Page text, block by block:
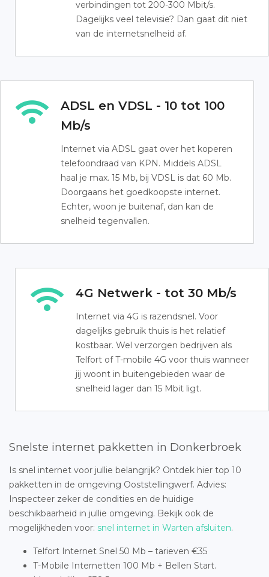
verbindingen tot 200-300 Mbit/s.
Dagelijks veel televisie? Dan gaat dit niet
van de internetsnelheid af.
ADSL en VDSL - 10 tot 100
Mb/s
Internet via ADSL gaat over het koperen
telefoondraad van KPN. Middels ADSL
haal je max. 15 Mb, bij VDSL is dat 60 Mb.
Doorgaans het goedkoopste internet.
Echter, woon je buitenaf, dan kan de
snelheid tegenvallen.
4G Netwerk - tot 30 Mb/s
Internet via 4G is razendsnel. Voor
dagelijks gebruik thuis is het relatief
kostbaar. Wel verzorgen bedrijven als
Telfort of T-mobile 4G voor thuis wanneer
jij woont in buitengebieden waar de
snelheid lager dan 15 Mbit ligt.
Snelste internet pakketten in Donkerbroek
Is snel internet voor jullie belangrijk? Ontdek hier top 10
pakketten in de omgeving Ooststellingwerf. Advies:
Inspecteer zeker de condities en de huidige
beschikbaarheid in jullie omgeving. Bekijk ook de
mogelijkheden voor: snel internet in Warten afsluiten.
Telfort Internet Snel 50 Mb – tarieven €35
T-Mobile Internetten 100 Mb + Bellen Start.